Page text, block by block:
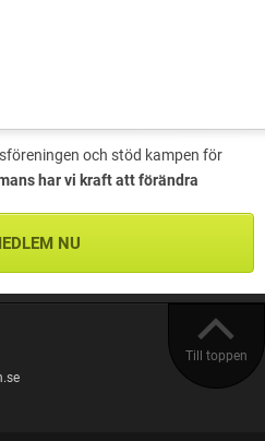
och stöd kampen för
har vi kraft att förändra
NU
Till toppen